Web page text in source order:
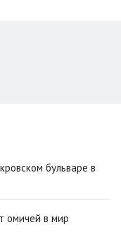
бульваре в
омичей в мир